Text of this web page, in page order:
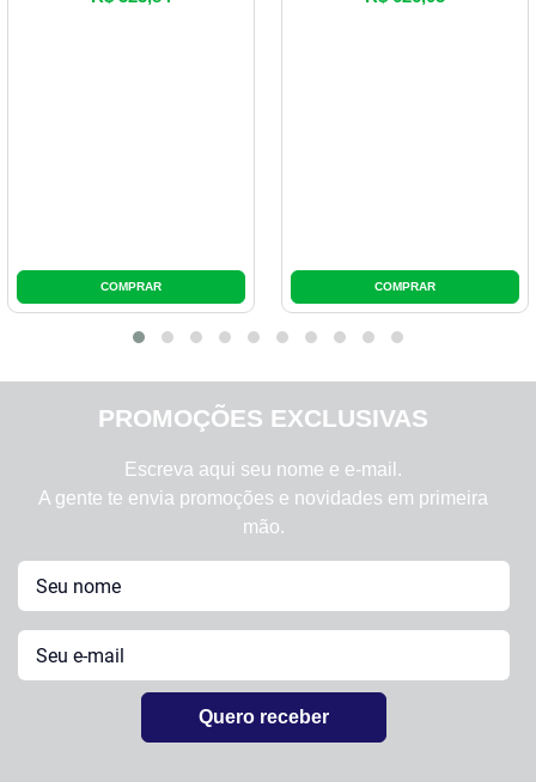
PROMOÇÕES EXCLUSIVAS
Escreva aqui seu nome e e-mail.
A gente te envia promoções e novidades em primeira
mão.
Quero receber